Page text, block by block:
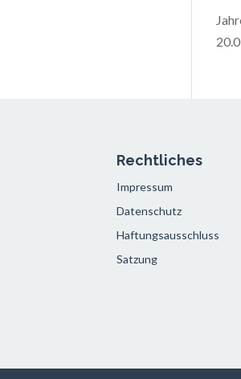
Rechtliches
Impressum
Datenschutz
Haftungsausschluss
Satzung